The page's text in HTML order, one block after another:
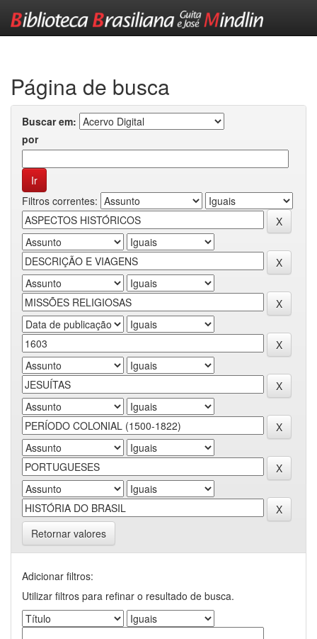
Página de busca
Buscar em:
por
Filtros correntes:
Retornar valores
Adicionar filtros:
Utilizar filtros para refinar o resultado de busca.